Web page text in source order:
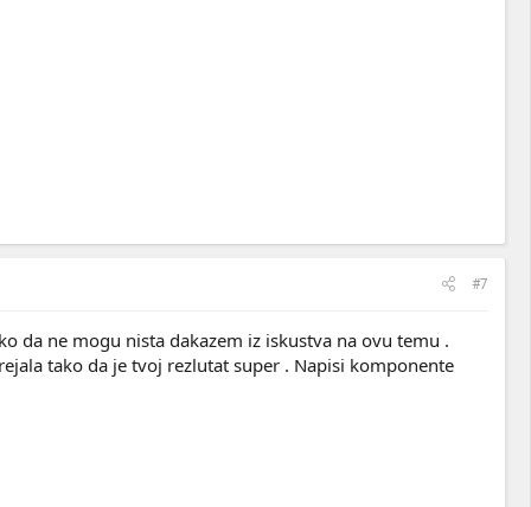
#7
da ne mogu nista dakazem iz iskustva na ovu temu .
tako da je tvoj rezlutat super . Napisi komponente